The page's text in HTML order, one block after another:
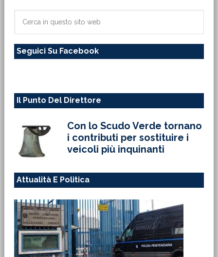
primaria
sito
Seguici Su Facebook
Il Punto Del Direttore
Con lo Scudo Verde tornano
i contributi per sostituire i
veicoli più inquinanti
Attualità E Politica